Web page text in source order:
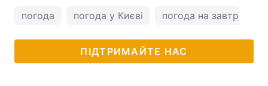
погода погода у Києві погода на завтра
ПІДТРИМАЙТЕ НАС